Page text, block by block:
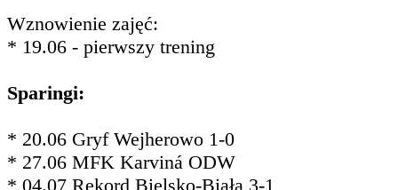
Wznowienie zajęć:
* 19.06 - pierwszy trening
Sparingi:
* 20.06 Gryf Wejherowo 1-0
* 27.06 MFK Karviná ODW
* 04.07 Rekord Bielsko-Biała 3-1